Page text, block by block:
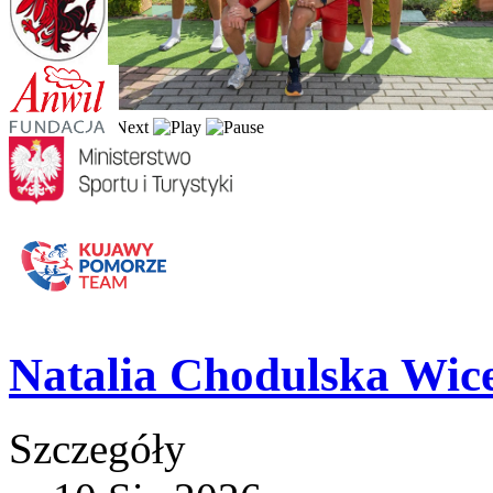
Natalia Chodulska
Szczegóły